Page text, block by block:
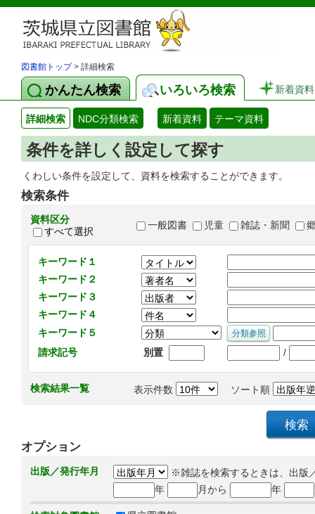
図書館トップ> 詳細検索
かんたん検索 いろいろ検索 新着資料
詳細検索 NDC分類検索 新着資料 テーマ資料
条件を詳しく設定して探す
くわしい条件を設定して、資料を検索することができます。
検索条件
資料区分
すべて選択
一般図書 児童 雑誌・新聞
キーワード１
キーワード２
キーワード３
キーワード４
キーワード５
請求記号
別置 /
検索結果一覧 表示件数 ソート順
オプション
出版／発行年月
※雑誌を検索するときは、出版
年
月から 年